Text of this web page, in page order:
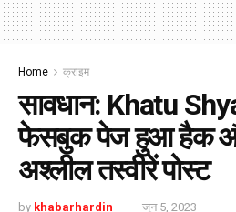
Home क्राइम
सावधान: Khatu
फेसबुक पेज हुआ हैक
अश्लील तस्वीरें पोस्ट
by khabarhardin जून 5, 2023